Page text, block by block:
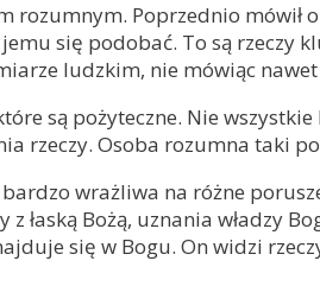
rozumnym. Poprzednio
się podobać. To są rzeczy
ludzkim, nie mówiąc
są pożyteczne. Nie
rzeczy. Osoba rozumna taki
wrażliwa na różne
łaską Bożą, uznania władzy
się w Bogu. On widzi